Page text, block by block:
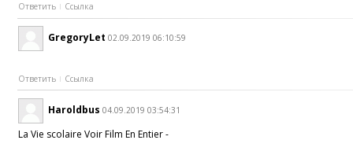
Ответить Ссылка
GregoryLet 02.09.2019 06:10:59
Ответить Ссылка
Haroldbus 04.09.2019 03:54:31
La Vie scolaire Voir Film En Entier -